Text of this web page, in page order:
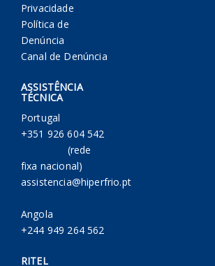
Privacidade
Política de
Denúncia
Canal de Denúncia
ASSISTÊNCIA
TÉCNICA
Portugal
+351 926 604 542
(rede
fixa nacional)
assistencia@hiperfrio.pt
Angola
+244 949 264 562
RITEL